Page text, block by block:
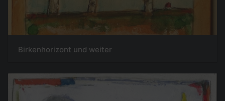
Birkenhorizont und weiter